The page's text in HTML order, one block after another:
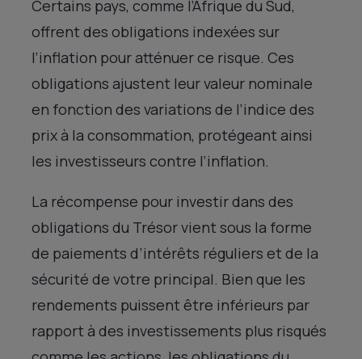
Certains pays, comme l’Afrique du Sud,
offrent des obligations indexées sur
l’inflation pour atténuer ce risque. Ces
obligations ajustent leur valeur nominale
en fonction des variations de l’indice des
prix à la consommation, protégeant ainsi
les investisseurs contre l’inflation.
La récompense pour investir dans des
obligations du Trésor vient sous la forme
de paiements d’intérêts réguliers et de la
sécurité de votre principal. Bien que les
rendements puissent être inférieurs par
rapport à des investissements plus risqués